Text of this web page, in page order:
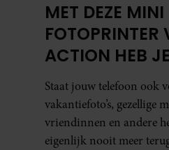
MET DEZE MINI
FOTOPRINTER
ACTION HEB
FAVORIETE
ÉÉN MINUUT IN
Staat jouw telefoon ook
vakantiefoto’s, gezellige
vriendinnen en andere
eigenlijk nooit meer